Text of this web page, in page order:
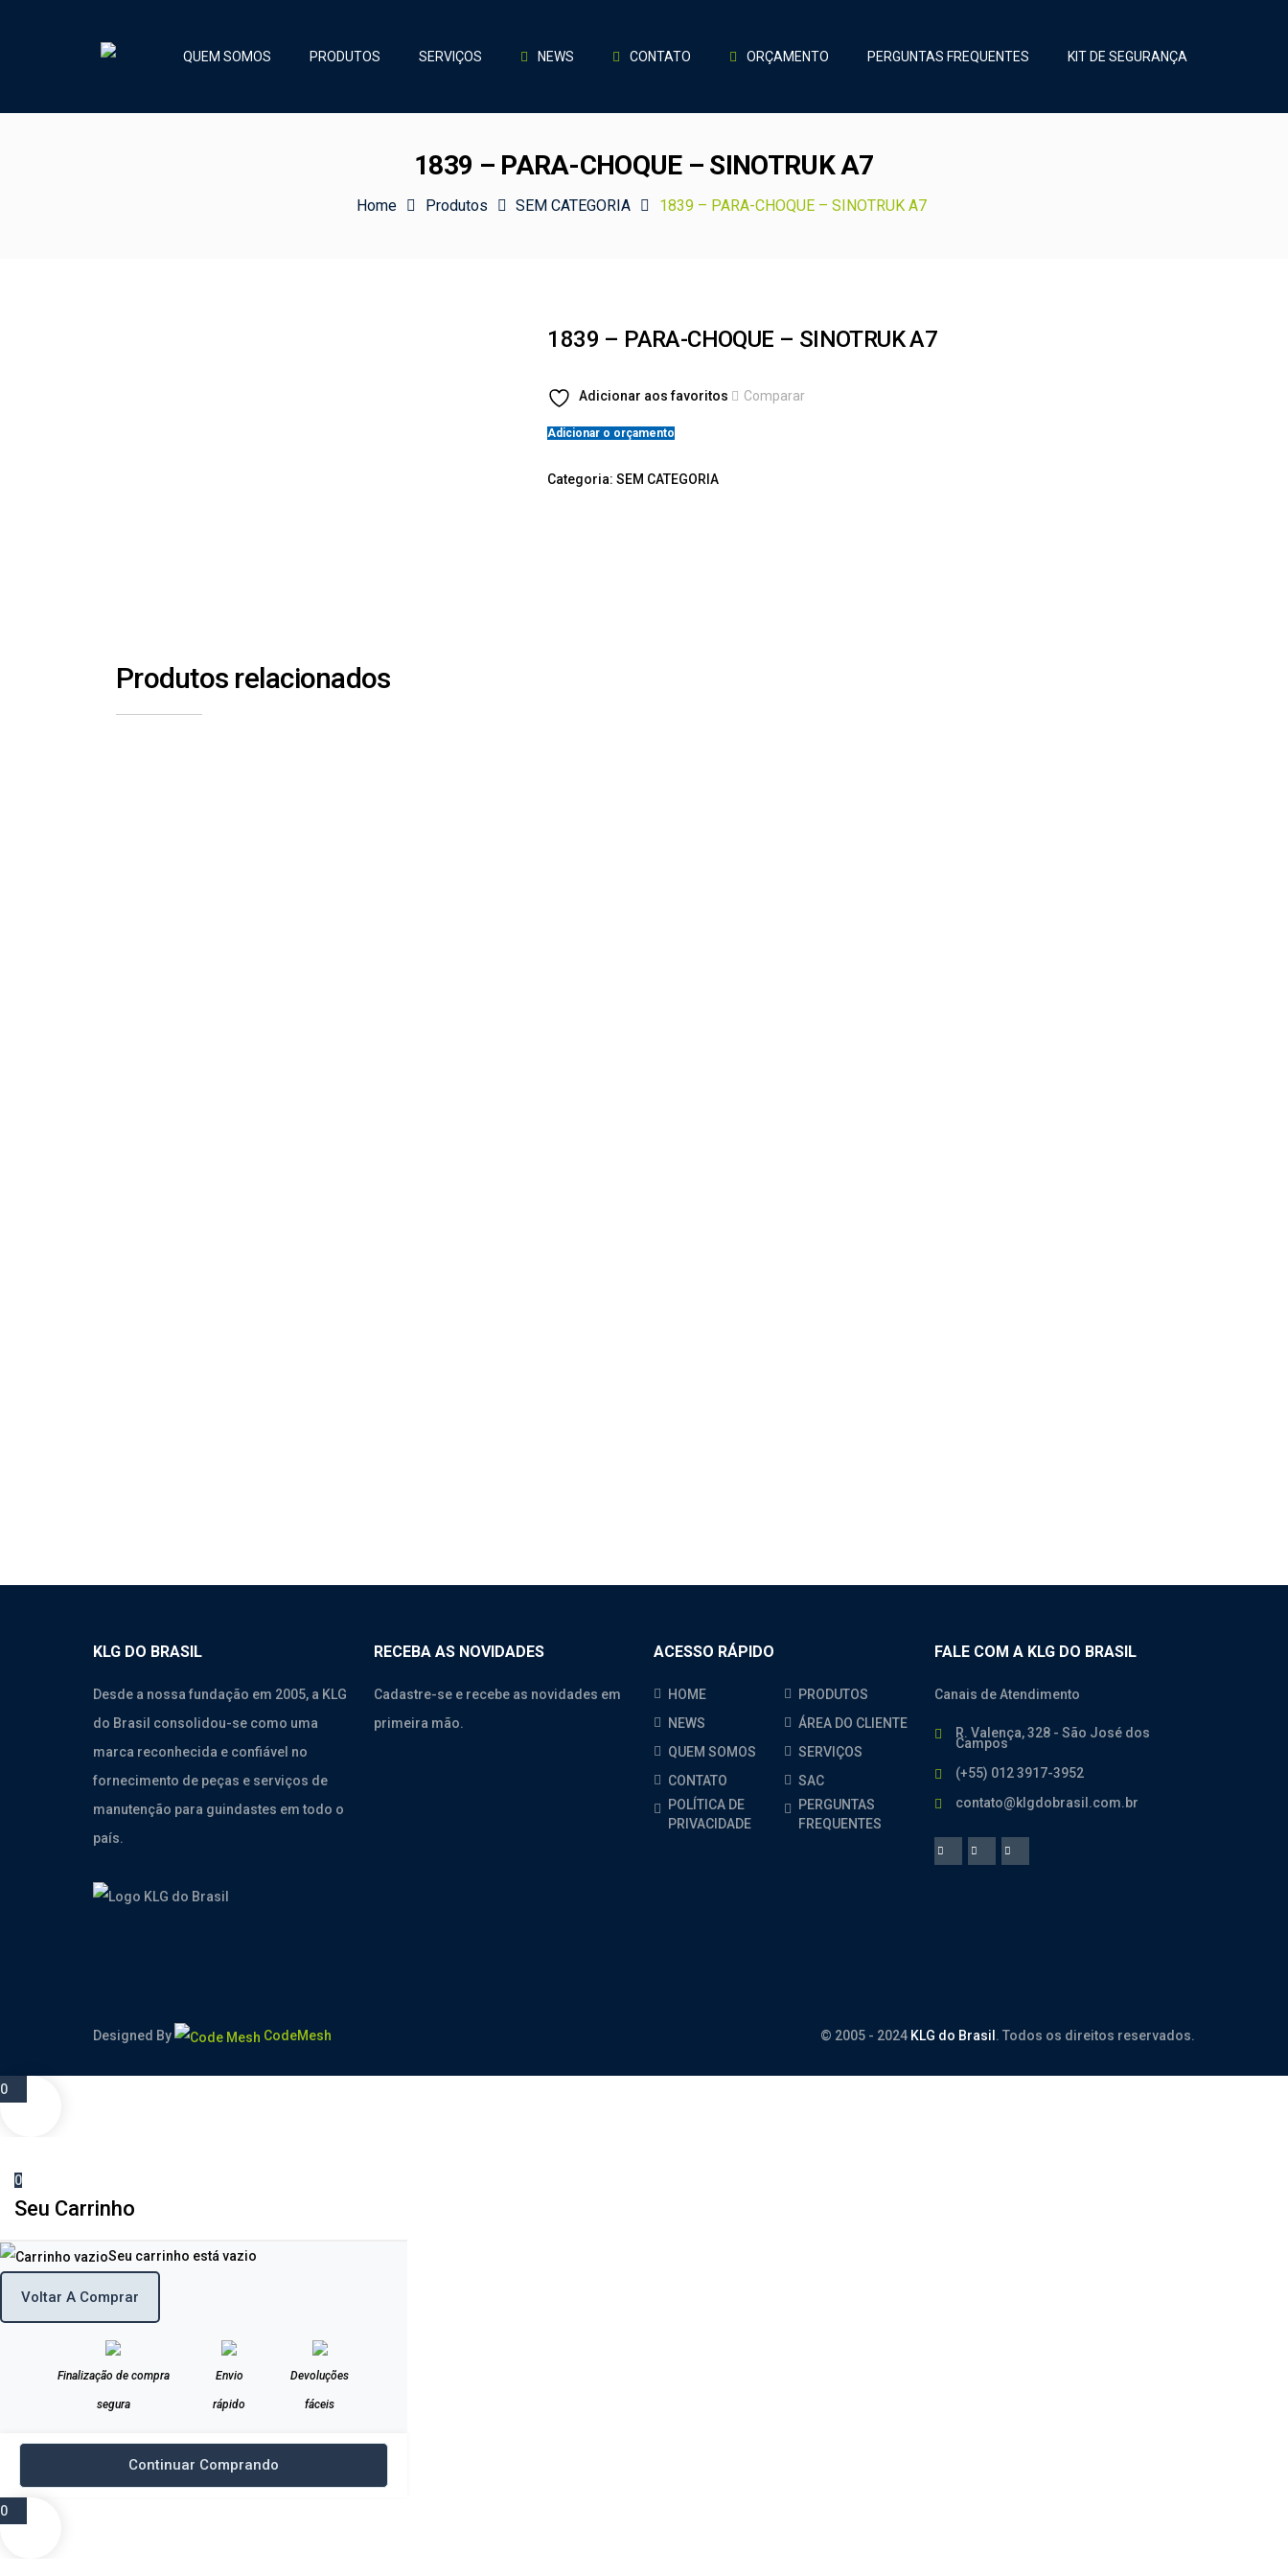
QUEM SOMOS PRODUTOS SERVIÇOS NEWS CONTATO ORÇAMENTO PERGUNTAS FREQUENTES KIT DE SEGURANÇA
1839 – PARA-CHOQUE – SINOTRUK A7
Home Produtos SEM CATEGORIA 1839 – PARA-CHOQUE – SINOTRUK A7
1839 – PARA-CHOQUE – SINOTRUK A7
Adicionar aos favoritos Comparar
Adicionar o orçamento
Categoria:SEM CATEGORIA
Produtos relacionados
KLG DO BRASIL
Desde a nossa fundação em 2005, a KLG
do Brasil consolidou-se como uma
marca reconhecida e confiável no
fornecimento de peças e serviços de
manutenção para guindastes em todo o
país.
RECEBA AS NOVIDADES
Cadastre-se e recebe as novidades em
primeira mão.
ACESSO RÁPIDO
HOME
PRODUTOS
NEWS
ÁREA DO CLIENTE
QUEM SOMOS
SERVIÇOS
CONTATO
SAC
POLÍTICA DE
PRIVACIDADE
PERGUNTAS
FREQUENTES
FALE COM A KLG DO BRASIL
Canais de Atendimento
R. Valença, 328 - São José dos
Campos
(+55) 012 3917-3952
contato@klgdobrasil.com.br
Designed By CodeMesh © 2005 - 2024 KLG do Brasil . Todos os direitos reservados.
0
0
Seu Carrinho
Seu carrinho está vazio
Voltar A Comprar
Finalização de compra
segura
Envio
rápido
Devoluções
fáceis
Continuar Comprando
0